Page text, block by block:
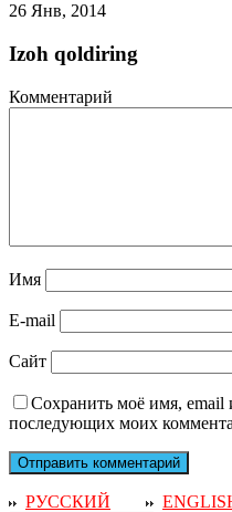
26 Янв, 2014
Izoh qoldiring
Комментарий
Имя
E-mail
Сайт
Сохранить моё имя, email
последующих моих
РУССКИЙ